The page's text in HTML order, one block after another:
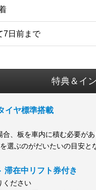
7日前まで
特典＆イ
イヤ標準搭載
、板を車内に積む必要があ
選ぶのがだいたいの目安と
滞在中リフト券付き
ください